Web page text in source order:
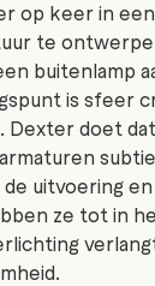
op keer in
te
buitenlamp
is sfeer
Dexter doet
uitvoering
ze tot in